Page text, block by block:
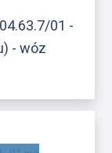
01 -
- wóz